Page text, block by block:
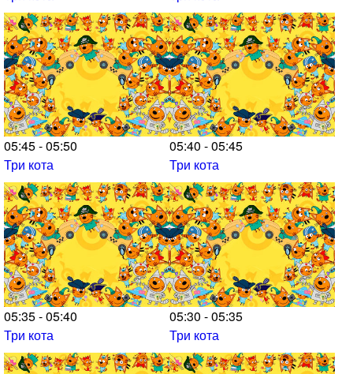
05:45 - 05:50
Три кота
05:40 - 05:45
Три кота
05:35 - 05:40
Три кота
05:30 - 05:35
Три кота